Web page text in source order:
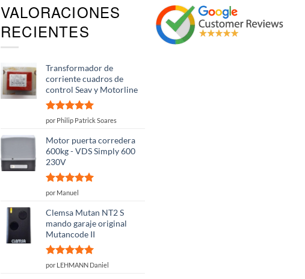
VALORACIONES
RECIENTES
Transformador de
corriente cuadros de
control Seav y Motorline
Valorado
por Philip Patrick Soares
Motor puerta corredera
600kg - VDS Simply 600
230V
Valorado
por Manuel
Clemsa Mutan NT2 S
mando garaje original
Mutancode II
Valorado
por LEHMANN Daniel